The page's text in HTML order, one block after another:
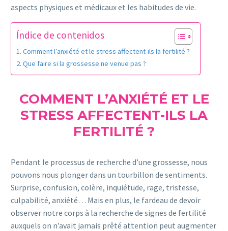
aspects physiques et médicaux et les habitudes de vie.
Índice de contenidos
Comment l’anxiété et le stress affectent-ils la fertilité ?
Que faire si la grossesse ne venue pas ?
COMMENT L’ANXIÉTÉ ET LE
STRESS AFFECTENT-ILS LA
FERTILITÉ ?
Pendant le processus de recherche d’une grossesse, nous
pouvons nous plonger dans un tourbillon de sentiments.
Surprise, confusion, colère, inquiétude, rage, tristesse,
culpabilité, anxiété… Mais en plus, le fardeau de devoir
observer notre corps à la recherche de signes de fertilité
auxquels on n’avait jamais prêté attention peut augmenter